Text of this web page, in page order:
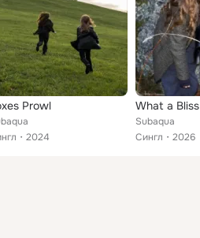
Prowl
2024
What a Bliss
Subaqua
Сингл
2026